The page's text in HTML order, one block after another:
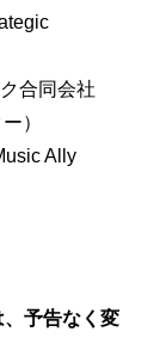
合同会社
）
Ally
予告なく変